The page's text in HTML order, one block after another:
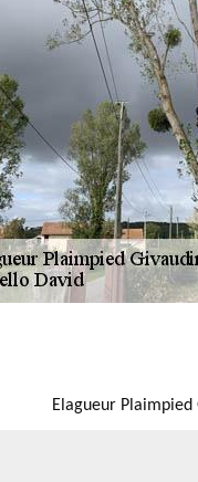
Elagueur Plaimpied